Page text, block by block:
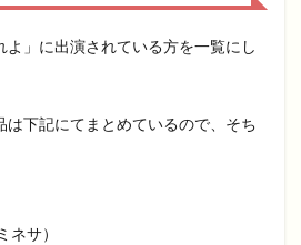
よ」に出演されている方を一覧にし
は下記にてまとめているので、そち
ネサ）